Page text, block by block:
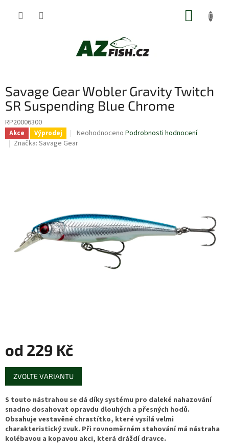
Savage Gear Wobler Gravity Twitch
SR Suspending Blue Chrome
RP20006300
Akce Výprodej
Průměrné
hodnocení
Neohodnoceno Podrobnosti hodnocení
Značka: Savage Gear
od 229 Kč
Měrná
cena:
ZVOLTE VARIANTU
S touto nástrahou se dá díky systému pro daleké nahazování
snadno dosahovat opravdu dlouhých a přesných hodů.
Obsahuje vestavěné chrastítko, které vysílá velmi
charakteristický zvuk. Při rovnoměrném stahování má nástraha
kolébavou a kopavou akci, která dráždí dravce.